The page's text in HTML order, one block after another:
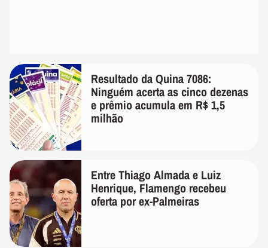
Resultado da Quina 7086:
Ninguém acerta as cinco dezenas
e prêmio acumula em R$ 1,5
milhão
Entre Thiago Almada e Luiz
Henrique, Flamengo recebeu
oferta por ex-Palmeiras